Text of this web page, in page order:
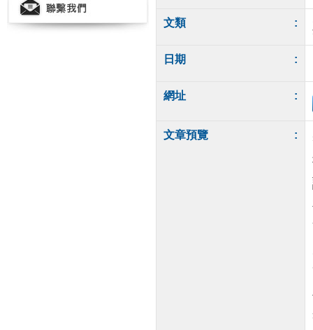
文類 :
日期 :
網址 :
文章預覽 :